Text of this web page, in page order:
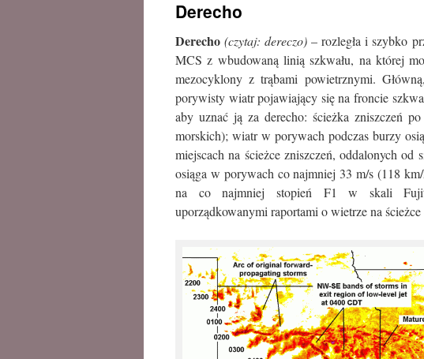
treści
Derecho
Derecho (czytaj: dereczo) – rozległa i szybko
MCS z wbudowaną linią szkwału, na której
mezocyklony z trąbami powietrznymi.
porywisty wiatr pojawiający się na froncie
aby uznać ją za derecho: ścieżka zniszczeń
morskich); wiatr w porywach podczas burzy
miejscach na ścieżce zniszczeń, oddalonych
osiąga w porywach co najmniej 33 m/s (118
na co najmniej stopień F1 w skali
uporządkowanymi raportami o wietrze na